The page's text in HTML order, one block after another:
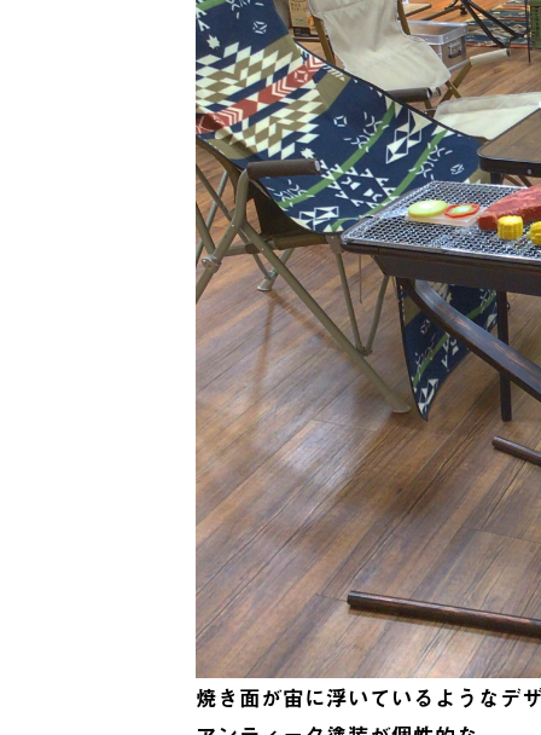
焼き面が宙に浮いているようなデ